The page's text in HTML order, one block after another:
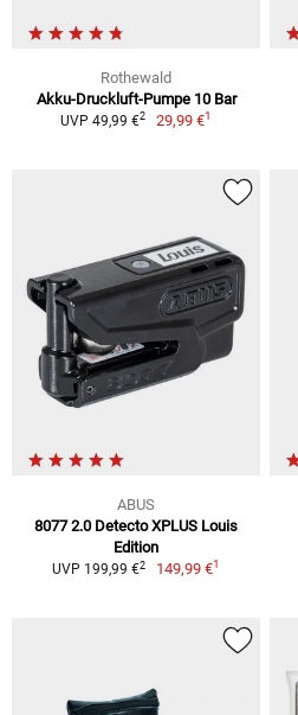
Rothewald
Akku-Druckluft-Pumpe 10 Bar
UVP 49,99 €2 29,99 €1
ABUS
8077 2.0 Detecto XPLUS Louis
Edition
UVP 199,99 €2 149,99 €1